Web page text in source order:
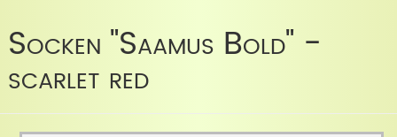
Socken "Saamus Bold" -
scarlet red